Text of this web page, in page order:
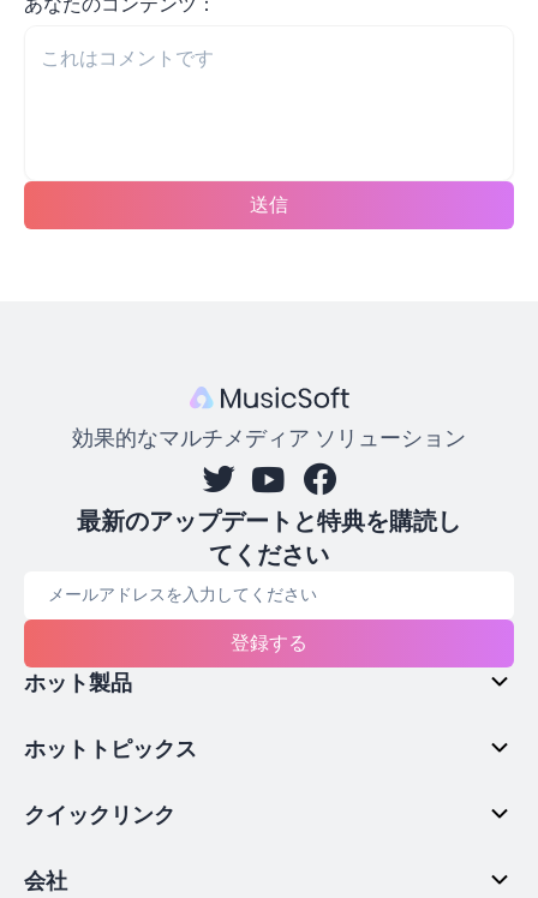
送信
効果的なマルチメディア ソリューション
最新のアップデートと特典を購読し
てください
登録する
ホット製品
ホットトピックス
クイックリンク
会社